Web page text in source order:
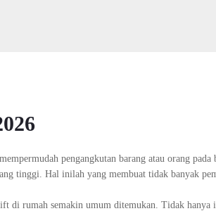
pengangkutan barang atau orang pada
tinggi. Hal inilah yang membuat tidak banyak
di rumah semakin umum ditemukan. Tidak hanya